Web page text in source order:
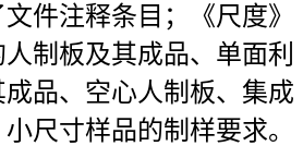
文件注释条目；《尺度》
制板及其成品、单面利
品、空心人制板、集成
尺寸样品的制样要求。